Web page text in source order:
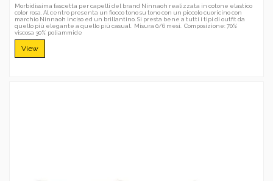
Morbidissima fascetta per capelli del brand Ninnaoh realizzata in cotone elastico
color rosa. Al centro presenta un fiocco tono su tono con un piccolo cuoricino con
marchio Ninnaoh inciso ed un brillantino. Si presta bene a tutti i tipi di outfit da
quello più elegante a quello più casual. Misura 0/6 mesi. Composizione: 70%
viscosa 30% poliammide
View